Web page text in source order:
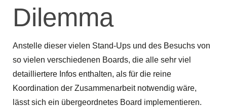
Dilemma
Anstelle dieser vielen Stand-Ups und des Besuchs von
so vielen verschiedenen Boards, die alle sehr viel
detailliertere Infos enthalten, als für die reine
Koordination der Zusammenarbeit notwendig wäre,
lässt sich ein übergeordnetes Board implementieren.